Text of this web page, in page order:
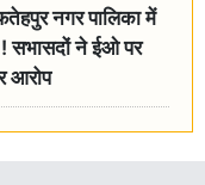
नगर पालिका में
! सभासदों ने ईओ पर
आरोप